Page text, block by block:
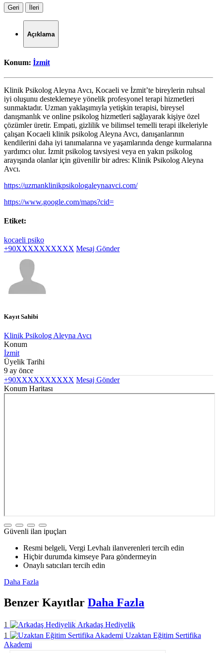
Geri İleri
Açıklama
Konum: İzmit
Klinik Psikolog Aleyna Avcı, Kocaeli ve İzmit’te bireylerin ruhsal
iyi oluşunu desteklemeye yönelik profesyonel terapi hizmetleri
sunmaktadır. Uzman yaklaşımıyla yetişkin terapisi, bireysel
danışmanlık ve online psikolog hizmetleri sağlayarak kişiye özel
çözümler üretir. Empati, gizlilik ve bilimsel temelli terapi ilkeleriyle
çalışan Kocaeli klinik psikolog Aleyna Avcı, danışanlarının
kendilerini daha iyi tanımalarına ve yaşamlarında denge kurmalarına
yardımcı olur. İzmit psikolog tavsiyesi veya en yakın psikolog
arayışında olanlar için güvenilir bir adres: Klinik Psikolog Aleyna
Avcı.
https://uzmanklinikpsikologaleynaavci.com/
https://www.google.com/maps?cid=
Etiket:
kocaeli psiko
+90XXXXXXXXXX Mesaj Gönder
Kayıt Sahibi
Klinik Psikolog Aleyna Avcı
Konum
İzmit
Üyelik Tarihi
9 ay önce
+90XXXXXXXXXX Mesaj Gönder
Konum Haritası
Güvenli ilan ipuçları
Resmi belgeli, Vergi Levhalı ilanverenleri tercih edin
Hiçbir durumda kimseye Para göndermeyin
Onaylı satıcıları tercih edin
Daha Fazla
Benzer Kayıtlar Daha Fazla
1
Arkadaş Hediyelik
1
Uzaktan Eğitim Sertifika
Akademi